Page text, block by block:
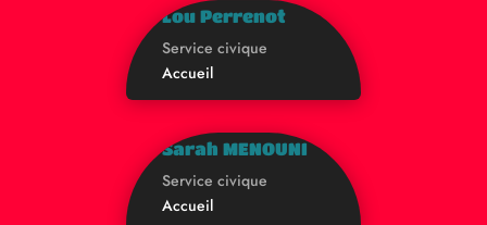
Lou Perrenot
Service civique
Accueil
Sarah MENOUNI
Service civique
Accueil